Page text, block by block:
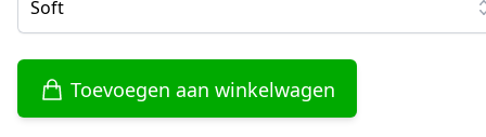
Soft
Toevoegen aan winkelwagen